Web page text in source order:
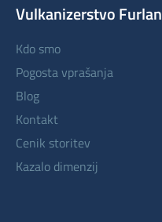
Vulkanizerstvo Furlan
kdo smo
pogosta vprašanja
blog
kontakt
cenik storitev
kazalo dimenzij